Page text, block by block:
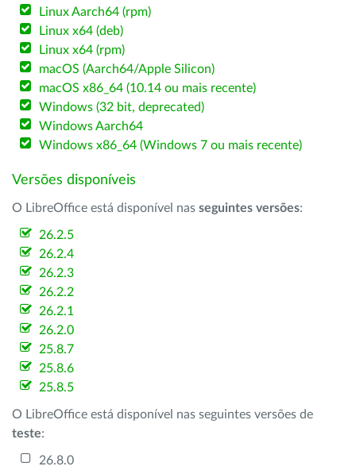
Linux Aarch64 (rpm)
Linux x64 (deb)
Linux x64 (rpm)
macOS (Aarch64/Apple Silicon)
macOS x86_64 (10.14 ou mais recente)
Windows (32 bit, deprecated)
Windows Aarch64
Windows x86_64 (Windows 7 ou mais recente)
Versões disponíveis
O LibreOffice está disponível nas seguintes versões:
26.2.5
26.2.4
26.2.3
26.2.2
26.2.1
26.2.0
25.8.7
25.8.6
25.8.5
O LibreOffice está disponível nas seguintes versões de
teste:
26.8.0